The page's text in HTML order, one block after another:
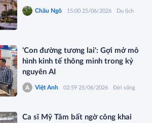
Châu Ngô 15:00 25/06/2026 Du lịch
'Con đường tương lai': Gợi mở mô
hình kinh tế thông minh trong kỷ
nguyên AI
Việt Anh 02:59 25/06/2026 Đời sống
Ca sĩ Mỹ Tâm bất ngờ công khai